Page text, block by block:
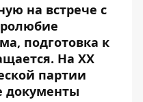
на встрече с
подготовка к
На XX
партии
документы